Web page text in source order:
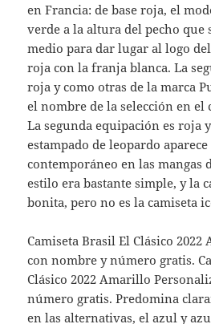
en Francia: de base roja, el
verde a la altura del pecho
medio para dar lugar al logo
roja con la franja blanca. La
roja y como otras de la marca
el nombre de la selección en el
La segunda equipación es roja
estampado de leopardo
contemporáneo en las mangas
estilo era bastante simple, y la
bonita, pero no es la camiseta
Camiseta Brasil El Clásico
con nombre y número gratis.
Clásico 2022 Amarillo
número gratis. Predomina
en las alternativas, el azul y